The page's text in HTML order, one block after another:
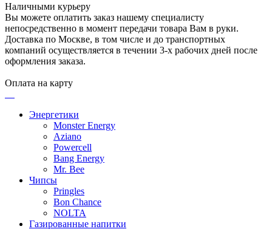
Наличными курьеру
Вы можете оплатить заказ нашему специалисту
непосредственно в момент передачи товара Вам в руки.
Доставка по Москве, в том числе и до транспортных
компаний осуществляется в течении 3-х рабочих дней после
оформления заказа.
Оплата на карту
Энергетики
Monster Energy
Aziano
Powercell
Bang Energy
Mr. Bee
Чипсы
Pringles
Bon Chance
NOLTA
Газированные напитки